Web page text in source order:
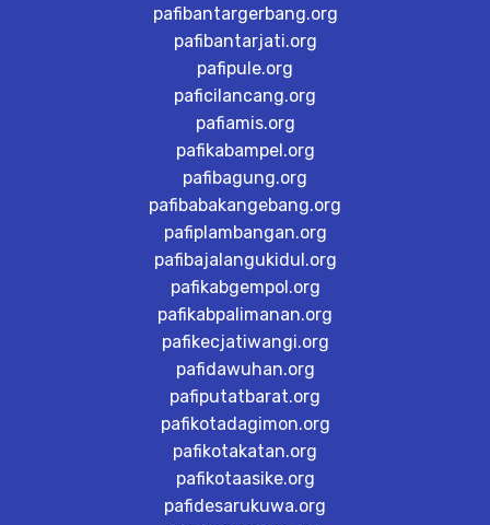
pafibantargerbang.org
pafibantarjati.org
pafipule.org
paficilancang.org
pafiamis.org
pafikabampel.org
pafibagung.org
pafibabakangebang.org
pafiplambangan.org
pafibajalangukidul.org
pafikabgempol.org
pafikabpalimanan.org
pafikecjatiwangi.org
pafidawuhan.org
pafiputatbarat.org
pafikotadagimon.org
pafikotakatan.org
pafikotaasike.org
pafidesarukuwa.org